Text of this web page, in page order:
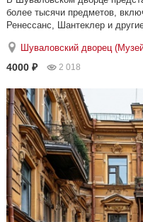
более тысячи предметов,
Ренессанс, Шантеклер и
Шуваловский дворец
4000 ₽ 2 018